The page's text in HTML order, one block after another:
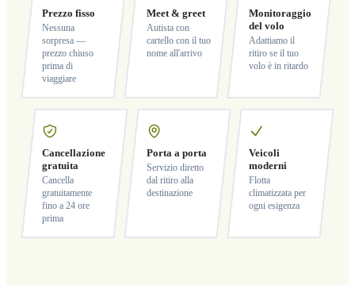
Prezzo fisso
Nessuna
sorpresa —
prezzo chiuso
prima di
viaggiare
Meet & greet
Autista con
cartello con il tuo
nome all'arrivo
Monitoraggio
del volo
Adattiamo il
ritiro se il tuo
volo è in ritardo
Cancellazione
gratuita
Cancella
gratuitamente
fino a 24 ore
prima
Porta a porta
Servizio diretto
dal ritiro alla
destinazione
Veicoli
moderni
Flotta
climatizzata per
ogni esigenza